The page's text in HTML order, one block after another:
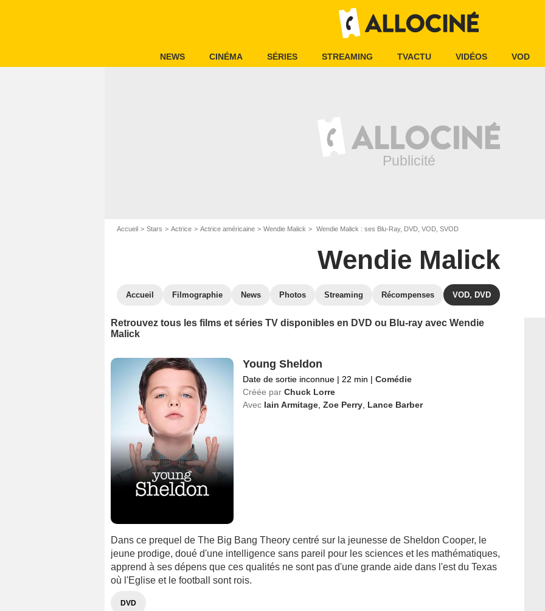
NEWS CINÉMA SÉRIES STREAMING TVACTU VIDÉOS VOD
Accueil Stars Actrice Actrice américaine Wendie Malick Wendie Malick : ses Blu-Ray, DVD, VOD, SVOD
Wendie Malick
Accueil Filmographie News Photos Streaming Récompenses VOD, DVD
Retrouvez tous les films et séries TV disponibles en DVD ou Blu-ray avec Wendie
Malick
Young Sheldon
Date de sortie inconnue | 22 min | Comédie
Créée par Chuck Lorre
Avec Iain Armitage, Zoe Perry, Lance Barber
Dans ce prequel de The Big Bang Theory centré sur la jeunesse de Sheldon Cooper, le
jeune prodige, doué d'une intelligence sans pareil pour les sciences et les mathématiques,
apprend à ses dépens que ces qualités ne sont pas d'une grande aide dans l'est du Texas
où l'Eglise et le football sont rois.
DVD